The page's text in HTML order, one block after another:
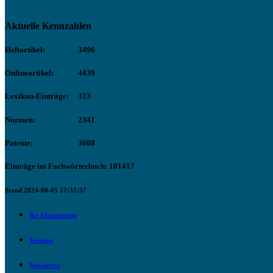
Aktuelle Kennzahlen
Heftartikel: 3496
Onlineartikel: 4439
Lexikon-Einträge: 313
Normen: 2341
Patente: 3608
Einträge im Fachwörterbuch: 101417
Stand 2024-08-05 17:32:57
Ihr Abonnement
Termine
Newsletter